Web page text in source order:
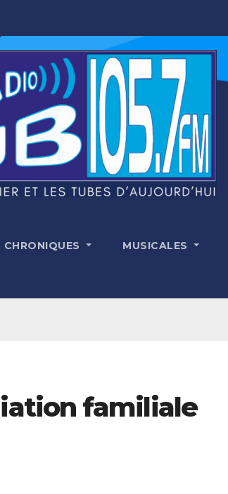
CHRONIQUES MUSICALES
familiale